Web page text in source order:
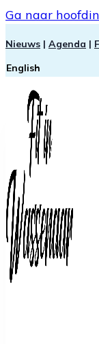
Ga naar
Nieuws | Agenda |
English